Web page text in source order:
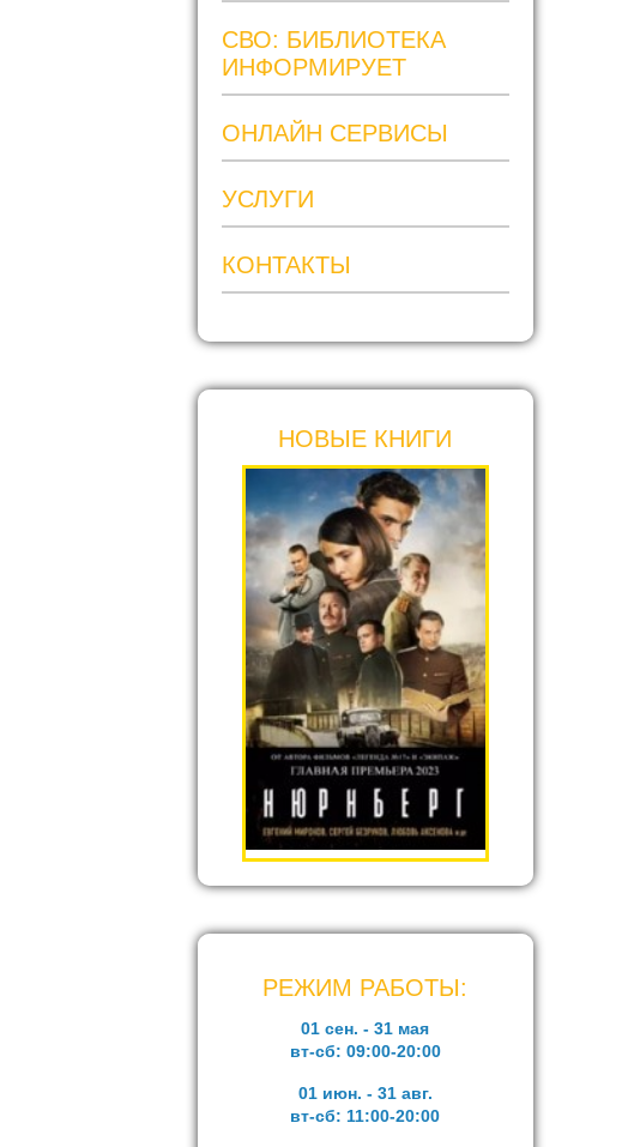
СВО: БИБЛИОТЕКА
ИНФОРМИРУЕТ
ОНЛАЙН СЕРВИСЫ
УСЛУГИ
КОНТАКТЫ
НОВЫЕ КНИГИ
РЕЖИМ РАБОТЫ:
01 сен. - 31 мая
вт-сб: 09:00-20:00
01 июн. - 31 авг.
вт-сб: 11:00-20:00